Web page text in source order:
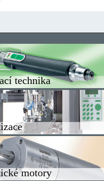
technika
motory